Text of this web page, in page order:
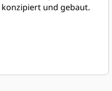
und gebaut.